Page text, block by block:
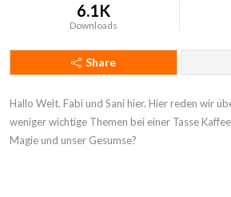
6.1K
Downloads
Share
Hallo Welt. Fabi und Sani hier. Hier reden wir
weniger wichtige Themen bei einer Tasse
Magie und unser Gesumse?